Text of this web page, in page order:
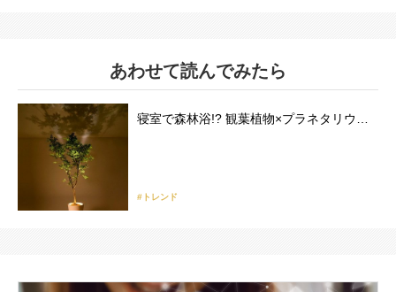
あわせて読んでみたら
寝室で森林浴!? 観葉植物×プラネタリウ…
#トレンド